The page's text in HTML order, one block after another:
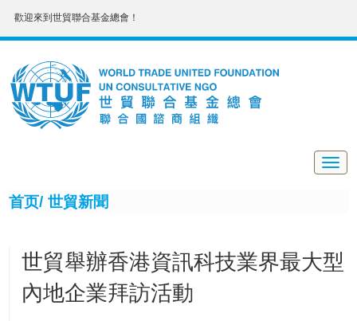
歡迎來到世貿聯合基金總會！
首页/ 世貿新聞
世貿舉辦香港資訊科技業界最大型
內地企業拜訪活動